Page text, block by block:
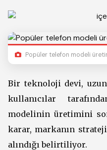
Popüler telefon modeli
Bir teknoloji devi,
kullanıcılar
modelinin üretimini
karar, markanın
alındığı belirtiliyor.